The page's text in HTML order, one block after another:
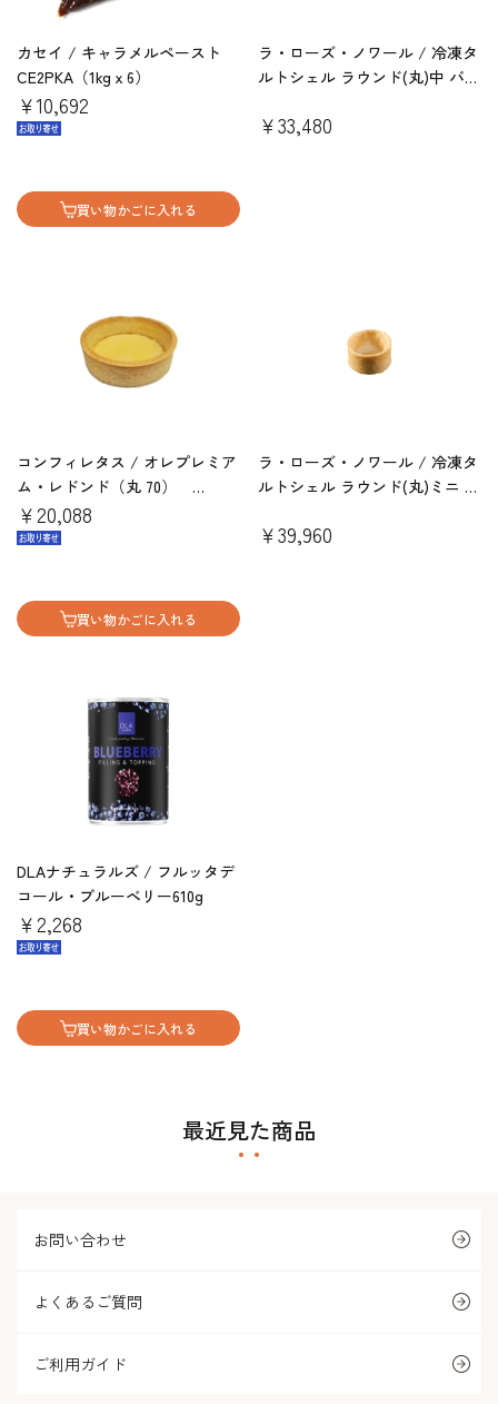
カセイ / キャラメルペースト
CE2PKA（1kgｘ6）
￥10,692
買い物かごに入れる
ラ・ローズ・ノワール / 冷凍タ
ルトシェル ラウンド(丸)中 バニ
￥33,480
コンフィレタス / オレプレミア
ム・レドンド（丸 70）
401301（108個）
￥20,088
買い物かごに入れる
ラ・ローズ・ノワール / 冷凍タ
ルトシェル ラウンド(丸)ミニ バ
￥39,960
DLAナチュラルズ / フルッタデ
コール・ブルーベリー610g
￥2,268
買い物かごに入れる
最近見た商品
お問い合わせ
よくあるご質問
ご利用ガイド